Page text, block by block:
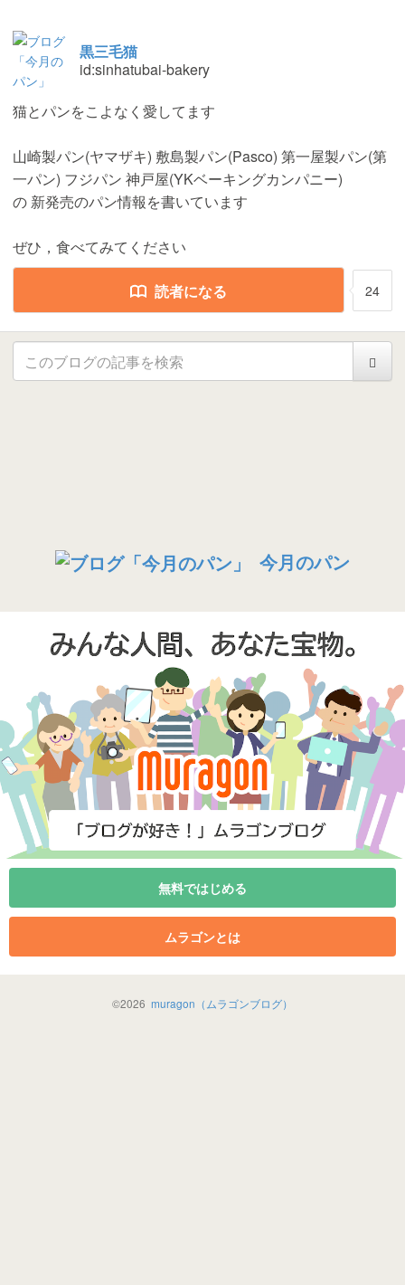
黒三毛猫
id:sinhatubai-bakery
猫とパンをこよなく愛してます
山崎製パン(ヤマザキ) 敷島製パン(Pasco) 第一屋製パン(第
一パン) フジパン 神戸屋(YKベーキングカンパニー)
の 新発売のパン情報を書いています
ぜひ，食べてみてください
読者になる 24
今月のパン
無料ではじめる
ムラゴンとは
©2026 muragon（ムラゴンブログ）